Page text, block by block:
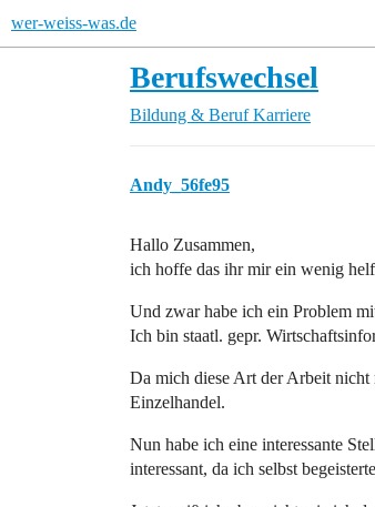
wer-weiss-was.de
Berufswechsel
Bildung & Beruf Karriere
Andy_56fe95
Hallo Zusammen,
ich hoffe das ihr mir ein wenig
Und zwar habe ich ein Problem
Ich bin staatl. gepr.
Da mich diese Art der Arbeit
Einzelhandel.
Nun habe ich eine interessante
interessant, da ich selbst